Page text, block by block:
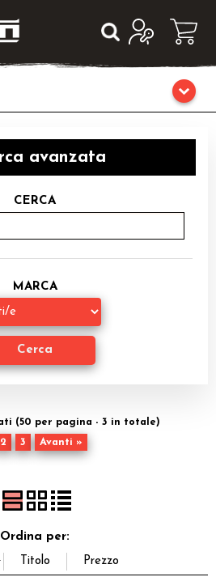
avanzata
CERCA
MARCA
(50 per pagina - 3 in totale)
2 3 Avanti »
Ordina per: